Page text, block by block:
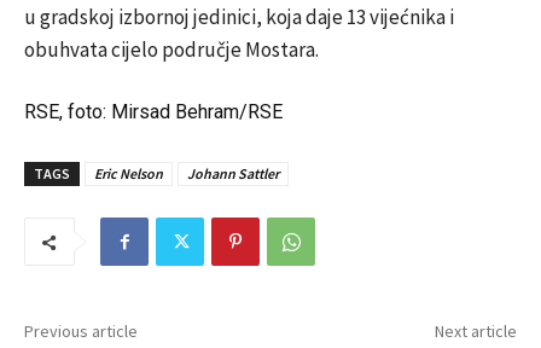
u gradskoj izbornoj jedinici, koja daje 13 vijećnika i
obuhvata cijelo područje Mostara.
RSE, foto: Mirsad Behram/RSE
TAGS Eric Nelson Johann Sattler
Previous article Next article